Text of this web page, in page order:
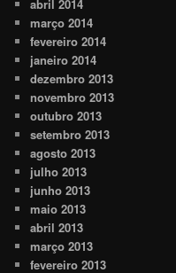
abril 2014
março 2014
fevereiro 2014
janeiro 2014
dezembro 2013
novembro 2013
outubro 2013
setembro 2013
agosto 2013
julho 2013
junho 2013
maio 2013
abril 2013
março 2013
fevereiro 2013